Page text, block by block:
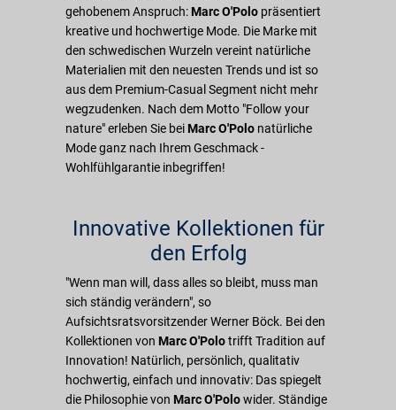
gehobenem Anspruch: Marc O'Polo präsentiert
kreative und hochwertige Mode. Die Marke mit
den schwedischen Wurzeln vereint natürliche
Materialien mit den neuesten Trends und ist so
aus dem Premium-Casual Segment nicht mehr
wegzudenken. Nach dem Motto "Follow your
nature" erleben Sie bei Marc O'Polo natürliche
Mode ganz nach Ihrem Geschmack -
Wohlfühlgarantie inbegriffen!
Innovative Kollektionen für
den Erfolg
"Wenn man will, dass alles so bleibt, muss man
sich ständig verändern", so
Aufsichtsratsvorsitzender Werner Böck. Bei den
Kollektionen von Marc O'Polotrifft Tradition auf
Innovation! Natürlich, persönlich, qualitativ
hochwertig, einfach und innovativ: Das spiegelt
die Philosophie von Marc O'Polowider. Ständige